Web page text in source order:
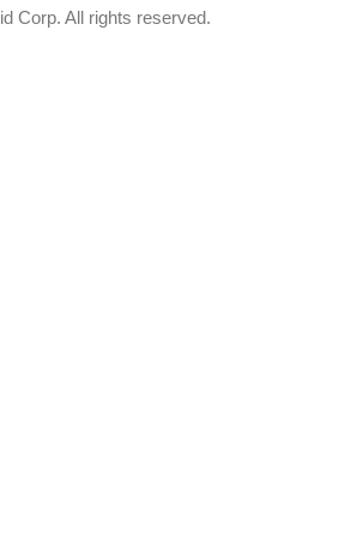
Corp. All rights reserved.